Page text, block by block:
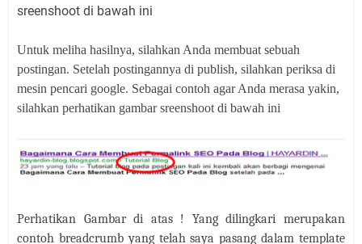
sreenshoot di bawah ini
Untuk meliha hasilnya, silahkan Anda membuat sebuah
postingan. Setelah postingannya di publish, silahkan periksa di
mesin pencari google. Sebagai contoh agar Anda merasa yakin,
silahkan perhatikan gambar sreenshoot di bawah ini
Perhatikan Gambar di atas ! Yang dilingkari merupakan
contoh breadcrumb yang telah saya pasang dalam template